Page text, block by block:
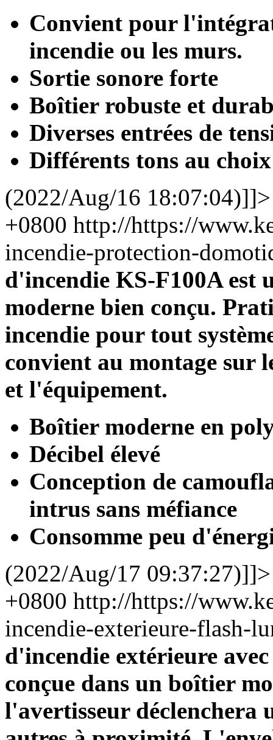
Convient pour
incendie ou les murs.
Sortie sonore forte
Boîtier robuste et
Diverses entrées de
Différents tons au choix
(2022/Aug/16 18:07:04)]]>
+0800 http://https://
incendie-protection-
d'incendie KS-F100A est
moderne bien conçu.
incendie pour tout
convient au montage sur
et l'équipement.
Boîtier moderne en
Décibel élevé
Conception de
intrus sans méfiance
Consomme peu
(2022/Aug/17 09:37:27)]]>
+0800 http://https://
incendie-exterieure-flash-
d'incendie extérieure
conçue dans un boîtier
l'avertisseur déclenchera